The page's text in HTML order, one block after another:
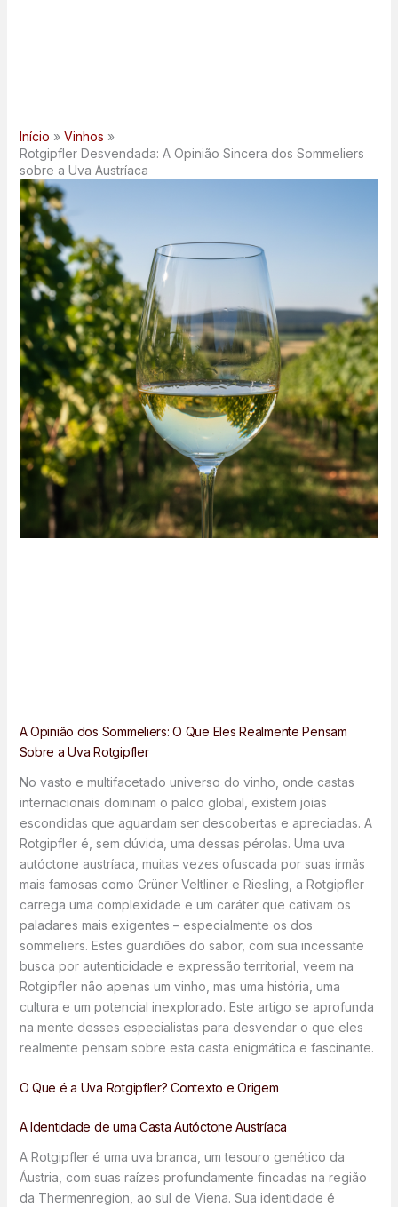
Início
Vinhos
Rotgipfler Desvendada: A Opinião Sincera dos Sommeliers
sobre a Uva Austríaca
A Opinião dos Sommeliers: O Que Eles Realmente Pensam
Sobre a Uva Rotgipfler
No vasto e multifacetado universo do vinho, onde castas
internacionais dominam o palco global, existem joias
escondidas que aguardam ser descobertas e apreciadas. A
Rotgipfler é, sem dúvida, uma dessas pérolas. Uma uva
autóctone austríaca, muitas vezes ofuscada por suas irmãs
mais famosas como Grüner Veltliner e Riesling, a Rotgipfler
carrega uma complexidade e um caráter que cativam os
paladares mais exigentes – especialmente os dos
sommeliers. Estes guardiões do sabor, com sua incessante
busca por autenticidade e expressão territorial, veem na
Rotgipfler não apenas um vinho, mas uma história, uma
cultura e um potencial inexplorado. Este artigo se aprofunda
na mente desses especialistas para desvendar o que eles
realmente pensam sobre esta casta enigmática e fascinante.
O Que é a Uva Rotgipfler? Contexto e Origem
A Identidade de uma Casta Autóctone Austríaca
A Rotgipfler é uma uva branca, um tesouro genético da
Áustria, com suas raízes profundamente fincadas na região
da Thermenregion, ao sul de Viena. Sua identidade é